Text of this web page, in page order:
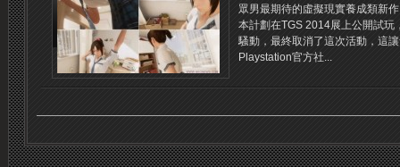
眾男最期待的虛擬現實養成類新
本計劃在TGS 2014展上公開試
騷動，最終取消了這次活動，這
Playstation官方社...